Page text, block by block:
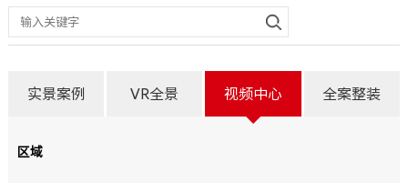
实景案例 VR全景 视频中心 全案整装
区域